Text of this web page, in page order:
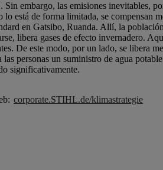
embargo, las emisiones inevitables,
está de forma limitada, se compensan
en Gatsibo, Ruanda. Allí, la
libera gases de efecto invernadero.
De este modo, por un lado, se libera
personas un suministro de agua
significativamente.
corporate.STIHL.de/klimastrategie